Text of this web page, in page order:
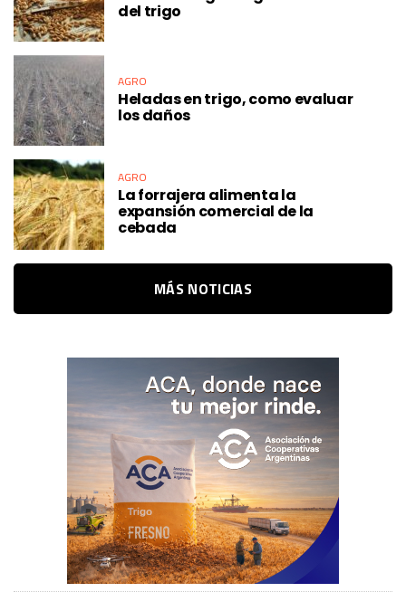
del trigo
AGRO
Heladas en trigo, como evaluar
los daños
AGRO
La forrajera alimenta la
expansión comercial de la
cebada
MÁS NOTICIAS